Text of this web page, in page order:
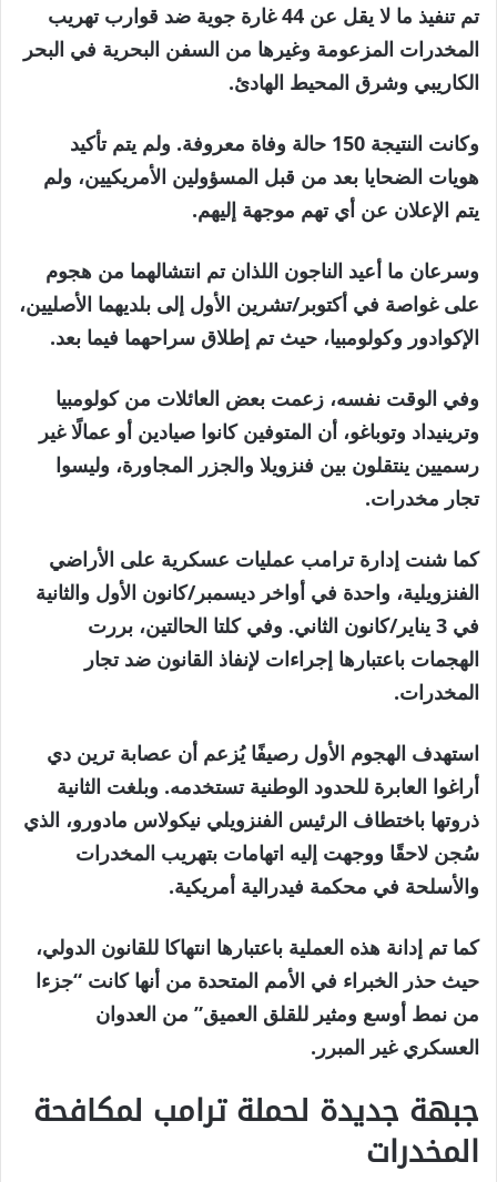
تم تنفيذ ما لا يقل عن 44 غارة جوية ضد قوارب تهريب
المخدرات المزعومة وغيرها من السفن البحرية في البحر
الكاريبي وشرق المحيط الهادئ.
وكانت النتيجة 150 حالة وفاة معروفة. ولم يتم تأكيد
هويات الضحايا بعد من قبل المسؤولين الأمريكيين، ولم
يتم الإعلان عن أي تهم موجهة إليهم.
وسرعان ما أعيد الناجون اللذان تم انتشالهما من هجوم
على غواصة في أكتوبر/تشرين الأول إلى بلديهما الأصليين،
الإكوادور وكولومبيا، حيث تم إطلاق سراحهما فيما بعد.
وفي الوقت نفسه، زعمت بعض العائلات من كولومبيا
وترينيداد وتوباغو، أن المتوفين كانوا صيادين أو عمالًا غير
رسميين ينتقلون بين فنزويلا والجزر المجاورة، وليسوا
تجار مخدرات.
كما شنت إدارة ترامب عمليات عسكرية على الأراضي
الفنزويلية، واحدة في أواخر ديسمبر/كانون الأول والثانية
في 3 يناير/كانون الثاني. وفي كلتا الحالتين، بررت
الهجمات باعتبارها إجراءات لإنفاذ القانون ضد تجار
المخدرات.
استهدف الهجوم الأول رصيفًا يُزعم أن عصابة ترين دي
أراغوا العابرة للحدود الوطنية تستخدمه. وبلغت الثانية
ذروتها باختطاف الرئيس الفنزويلي نيكولاس مادورو، الذي
سُجن لاحقًا ووجهت إليه اتهامات بتهريب المخدرات
والأسلحة في محكمة فيدرالية أمريكية.
كما تم إدانة هذه العملية باعتبارها انتهاكا للقانون الدولي،
حيث حذر الخبراء في الأمم المتحدة من أنها كانت “جزءا
من نمط أوسع ومثير للقلق العميق” من العدوان
العسكري غير المبرر.
جبهة جديدة لحملة ترامب لمكافحة
المخدرات